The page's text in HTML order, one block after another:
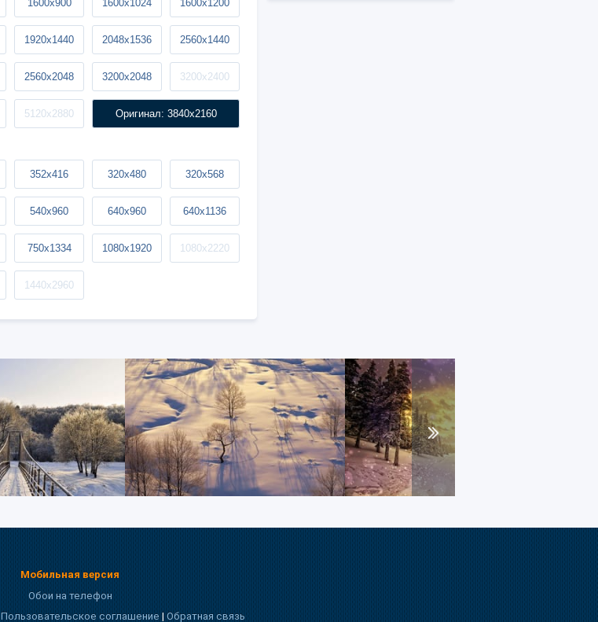
1600x900 1600x1024 1600x1200
1920x1440 2048x1536 2560x1440
2560x2048 3200x2048 3200x2400
5120x2880 Оригинал: 3840x2160
352x416 320x480 320x568
540x960 640x960 640x1136
750x1334 1080x1920 1080x2220
1440x2960
Мобильная версия
Обои на телефон
Пользовательское соглашение|Обратная связь